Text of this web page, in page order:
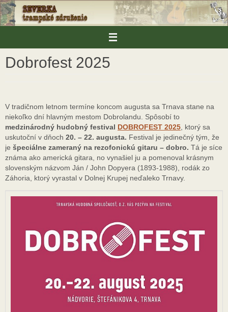
Skip
to
content
Dobrofest 2025
V tradičnom letnom termíne koncom augusta sa Trnava stane na
niekoľko dní hlavným mestom Dobrolandu. Spôsobí to
medzinárodný hudobný festival DOBROFEST 2025 , ktorý sa
uskutoční v dňoch 20. – 22. augusta. Festival je jedinečný tým, že
je špeciálne zameraný na rezofonickú gitaru – dobro. Tá je síce
známa ako americká gitara, no vynašiel ju a pomenoval krásnym
slovenským názvom Ján / John Dopyera (1893-1988), rodák zo
Záhoria, ktorý vyrastal v Dolnej Krupej neďaleko Trnavy.